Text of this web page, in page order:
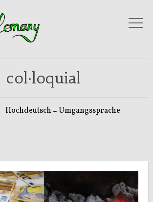
col·loquial
Hochdeutsch = Umgangssprache